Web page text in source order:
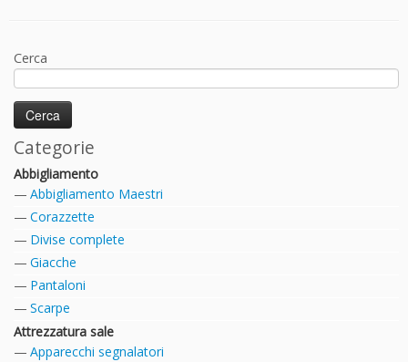
Cerca
Categorie
Abbigliamento
Abbigliamento Maestri
Corazzette
Divise complete
Giacche
Pantaloni
Scarpe
Attrezzatura sale
Apparecchi segnalatori